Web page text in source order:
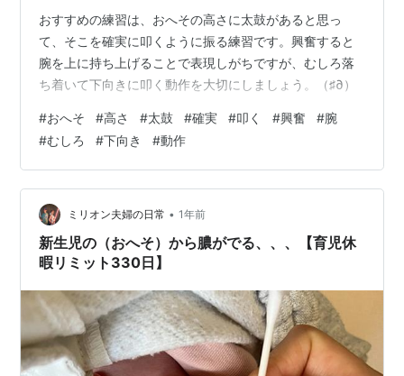
おすすめの練習は、おへその高さに太鼓があると思っ
て、そこを確実に叩くように振る練習です。興奮すると
腕を上に持ち上げることで表現しがちですが、むしろ落
ち着いて下向きに叩く動作を大切にしましょう。（♯∂）
#おへそ #高さ #太鼓 #確実 #叩く #興奮 #腕
#むしろ #下向き #動作
ミリオン夫婦の日常 • 1年前
新生児の（おへそ）から膿がでる、、、【育児休
暇リミット330日】